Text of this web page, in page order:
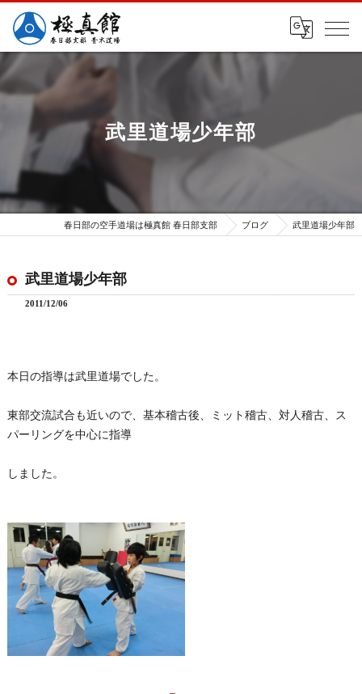
武里道場少年部
春日部の空手道場は極真館 春日部支部 ブログ 武里道場少年部
武里道場少年部
2011/12/06
本日の指導は武里道場でした。
東部交流試合も近いので、基本稽古後、ミット稽古、対人稽古、ス
パーリングを中心に指導
しました。